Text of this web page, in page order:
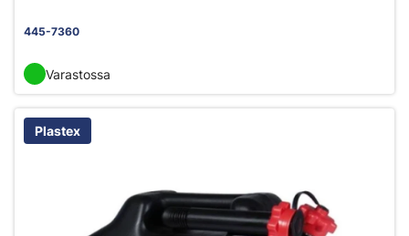
445-7360
Varastossa
Plastex